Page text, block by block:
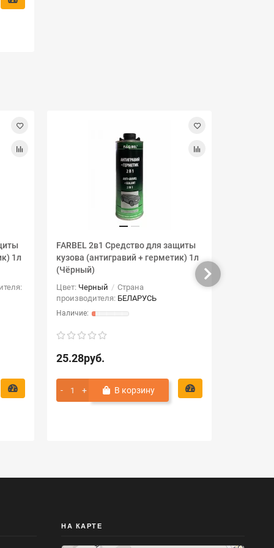
1л
FARBEL 2в1 Средство для защиты
кузова (антигравий + герметик) 1л
(Чёрный)
Цвет: Черный
Страна
производителя: БЕЛАРУСЬ
25.28руб.
В корзину
НА КАРТЕ